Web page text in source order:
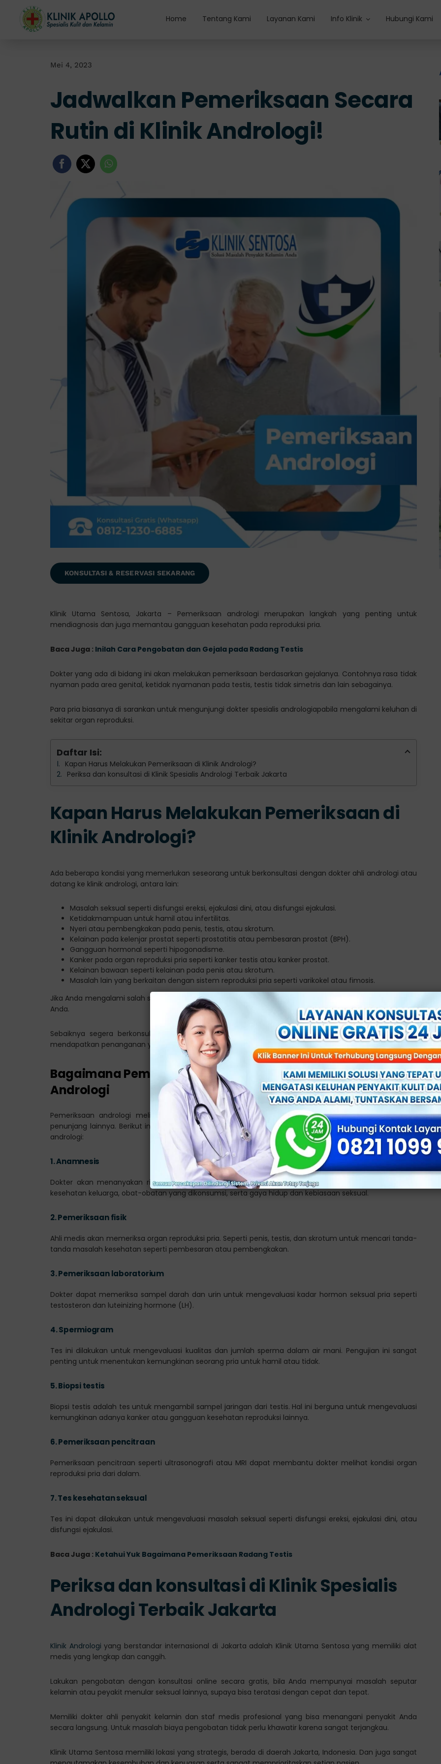
content
Home Tentang Kami Layanan Kami Info Klinik Hubungi Kami
Mei 4, 2023
Jadwalkan Pemeriksaan Secara
Rutin di Klinik Andrologi!
KONSULTASI & RESERVASI SEKARANG
Klinik Utama Sentosa, Jakarta – Pemeriksaan andrologi merupakan langkah yang penting untuk
mendiagnosis dan juga memantau gangguan kesehatan pada reproduksi pria.
Baca Juga : Inilah Cara Pengobatan dan Gejala pada Radang Testis
Dokter yang ada di bidang ini akan melakukan pemeriksaan berdasarkan gejalanya. Contohnya rasa tidak
nyaman pada area genital, ketidak nyamanan pada testis, testis tidak simetris dan lain sebagainya.
Para pria biasanya di sarankan untuk mengunjungi dokter spesialis andrologiapabila mengalami keluhan di
sekitar organ reproduksi.
Daftar Isi:
Kapan Harus Melakukan Pemeriksaan di Klinik Andrologi?
Periksa dan konsultasi di Klinik Spesialis Andrologi Terbaik Jakarta
Kapan Harus Melakukan Pemeriksaan di
Klinik Andrologi?
Ada beberapa kondisi yang memerlukan seseorang untuk berkonsultasi dengan dokter ahli andrologi atau
datang ke klinik andrologi, antara lain:
Masalah seksual seperti disfungsi ereksi, ejakulasi dini, atau disfungsi ejakulasi.
Ketidakmampuan untuk hamil atau infertilitas.
Nyeri atau pembengkakan pada penis, testis, atau skrotum.
Kelainan pada kelenjar prostat seperti prostatitis atau pembesaran prostat (BPH).
Gangguan hormonal seperti hipogonadisme.
Kanker pada organ reproduksi pria seperti kanker testis atau kanker prostat.
Kelainan bawaan seperti kelainan pada penis atau skrotum.
Masalah lain yang berkaitan dengan sistem reproduksi pria seperti varikokel atau fimosis.
Jika Anda mengalami salah satu kondisi di atas atau memiliki kekhawatiran tentang kesehatan reproduksi
Anda.
Sebaiknya segera berkonsultasi dengan dokter ahli andrologi atau datang ke klinik andrologi untuk
mendapatkan penanganan yang tepat.
Bagaimana Pemeriksaan yang Dilakukan Dokter Spesialis
Andrologi
Pemeriksaan andrologi meliputi evaluasi medis dan fisik, pemeriksaan laboratorium, serta juga tes
penunjang lainnya. Berikut ini adalah beberapa jenis pemeriksaan yang dapat dilakukan oleh dokter ahli
andrologi:
1.Anamnesis
Dokter akan menanyakan riwayat kesehatan Anda. Termasuk masalah yang sedang dialami, riwayat
kesehatan keluarga, obat-obatan yang dikonsumsi, serta gaya hidup dan kebiasaan seksual.
2.Pemeriksaan fisik
Ahli medis akan memeriksa organ reproduksi pria. Seperti penis, testis, dan skrotum untuk mencari tanda-
tanda masalah kesehatan seperti pembesaran atau pembengkakan.
3.Pemeriksaan laboratorium
Dokter dapat memeriksa sampel darah dan urin untuk mengevaluasi kadar hormon seksual pria seperti
testosteron dan luteinizing hormone (LH).
4.Spermiogram
Tes ini dilakukan untuk mengevaluasi kualitas dan jumlah sperma dalam air mani. Pengujian ini sangat
penting untuk menentukan kemungkinan seorang pria untuk hamil atau tidak.
5.Biopsi testis
Biopsi testis adalah tes untuk mengambil sampel jaringan dari testis. Hal ini berguna untuk mengevaluasi
kemungkinan adanya kanker atau gangguan kesehatan reproduksi lainnya.
6.Pemeriksaan pencitraan
Pemeriksaan pencitraan seperti ultrasonografi atau MRI dapat membantu dokter melihat kondisi organ
reproduksi pria dari dalam.
7.Tes kesehatan seksual
Tes ini dapat dilakukan untuk mengevaluasi masalah seksual seperti disfungsi ereksi, ejakulasi dini, atau
disfungsi ejakulasi.
Baca Juga : Ketahui Yuk Bagaimana Pemeriksaan Radang Testis
Periksa dan konsultasi di Klinik Spesialis
Andrologi Terbaik Jakarta
Klinik Andrologi yang berstandar internasional di Jakarta adalah Klinik Utama Sentosa yang memiliki alat
medis yang lengkap dan canggih.
Lakukan pengobatan dengan konsultasi online secara gratis, bila Anda mempunyai masalah seputar
kelamin atau peyakit menular seksual lainnya, supaya bisa teratasi dengan cepat dan tepat.
Memiliki dokter ahli penyakit kelamin dan staf medis profesional yang bisa menangani penyakit Anda
secara langsung. Untuk masalah biaya pengobatan tidak perlu khawatir karena sangat terjangkau.
Klinik Utama Sentosa memiliki lokasi yang strategis, berada di daerah Jakarta, Indonesia. Dan juga sangat